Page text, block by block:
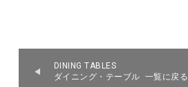
DINING TABLES
ダイニング・テーブル 一覧に戻る